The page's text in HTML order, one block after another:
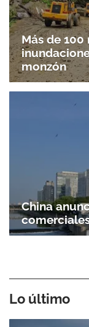
Más de
monzón
China
Lo último